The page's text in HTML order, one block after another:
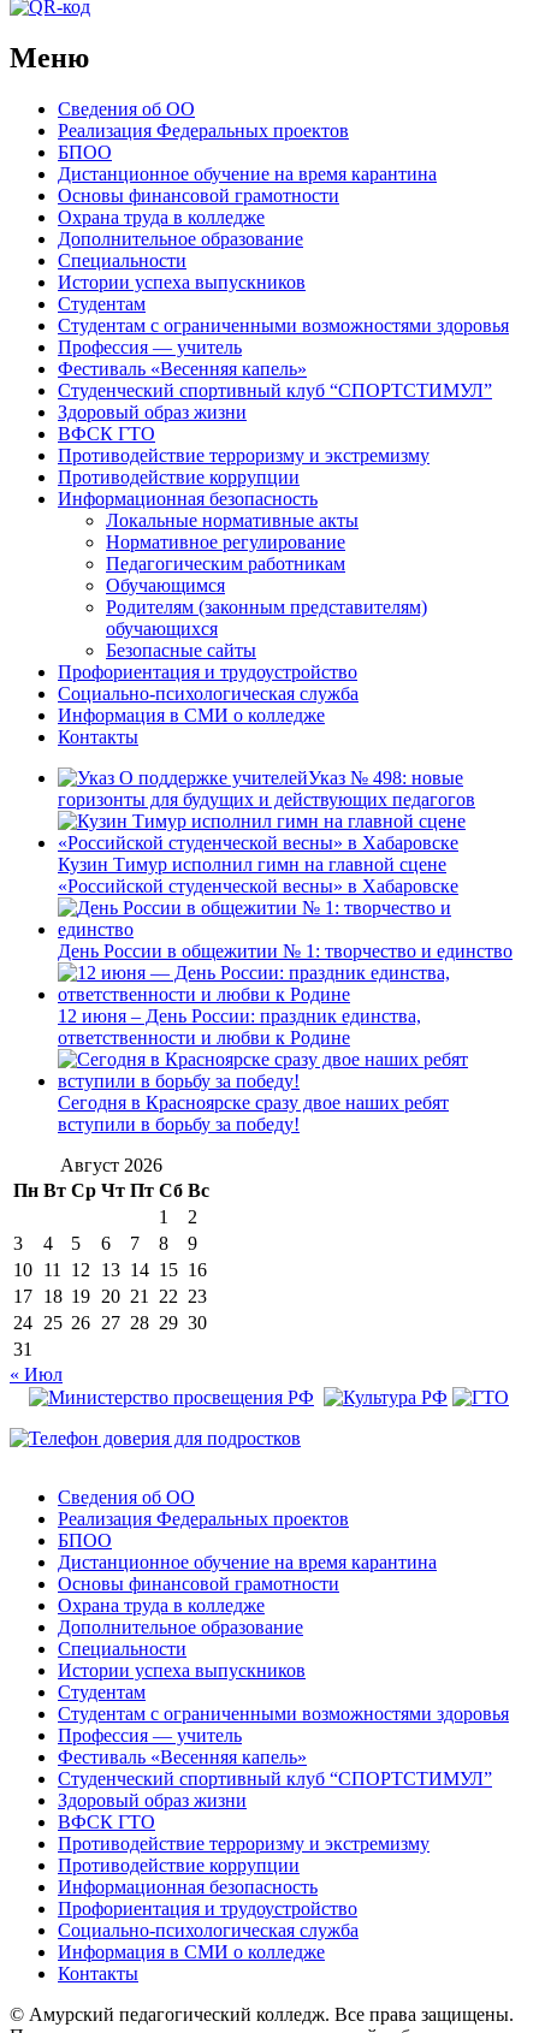
Меню
Сведения об ОО
Реализация Федеральных проектов
БПОО
Дистанционное обучение на время карантина
Основы финансовой грамотности
Охрана труда в колледже
Дополнительное образование
Специальности
Истории успеха выпускников
Студентам
Студентам с ограниченными возможностями здоровья
Профессия — учитель
Фестиваль «Весенняя капель»
Студенческий спортивный клуб “СПОРТСТИМУЛ”
Здоровый образ жизни
ВФСК ГТО
Противодействие терроризму и экстремизму
Противодействие коррупции
Информационная безопасность
Локальные нормативные акты
Нормативное регулирование
Педагогическим работникам
Обучающимся
Родителям (законным представителям)
обучающихся
Безопасные сайты
Профориентация и трудоустройство
Социально-психологическая служба
Информация в СМИ о колледже
Контакты
Указ № 498: новые
горизонты для будущих и действующих педагогов
Кузин Тимур исполнил гимн на главной сцене
«Российской студенческой весны» в Хабаровске
День России в общежитии № 1: творчество и единство
12 июня – День России: праздник единства,
ответственности и любви к Родине
Сегодня в Красноярске сразу двое наших ребят
вступили в борьбу за победу!
Август 2026
Пн Вт Ср Чт Пт Сб Вс
1
2
3
4 5 6 7 8
9
10 11 12 13 14 15 16
17 18 19 20 21 22 23
24 25 26 27 28 29 30
31
« Июл
Сведения об ОО
Реализация Федеральных проектов
БПОО
Дистанционное обучение на время карантина
Основы финансовой грамотности
Охрана труда в колледже
Дополнительное образование
Специальности
Истории успеха выпускников
Студентам
Студентам с ограниченными возможностями здоровья
Профессия — учитель
Фестиваль «Весенняя капель»
Студенческий спортивный клуб “СПОРТСТИМУЛ”
Здоровый образ жизни
ВФСК ГТО
Противодействие терроризму и экстремизму
Противодействие коррупции
Информационная безопасность
Профориентация и трудоустройство
Социально-психологическая служба
Информация в СМИ о колледже
Контакты
© Амурский педагогический колледж. Все права защищены.